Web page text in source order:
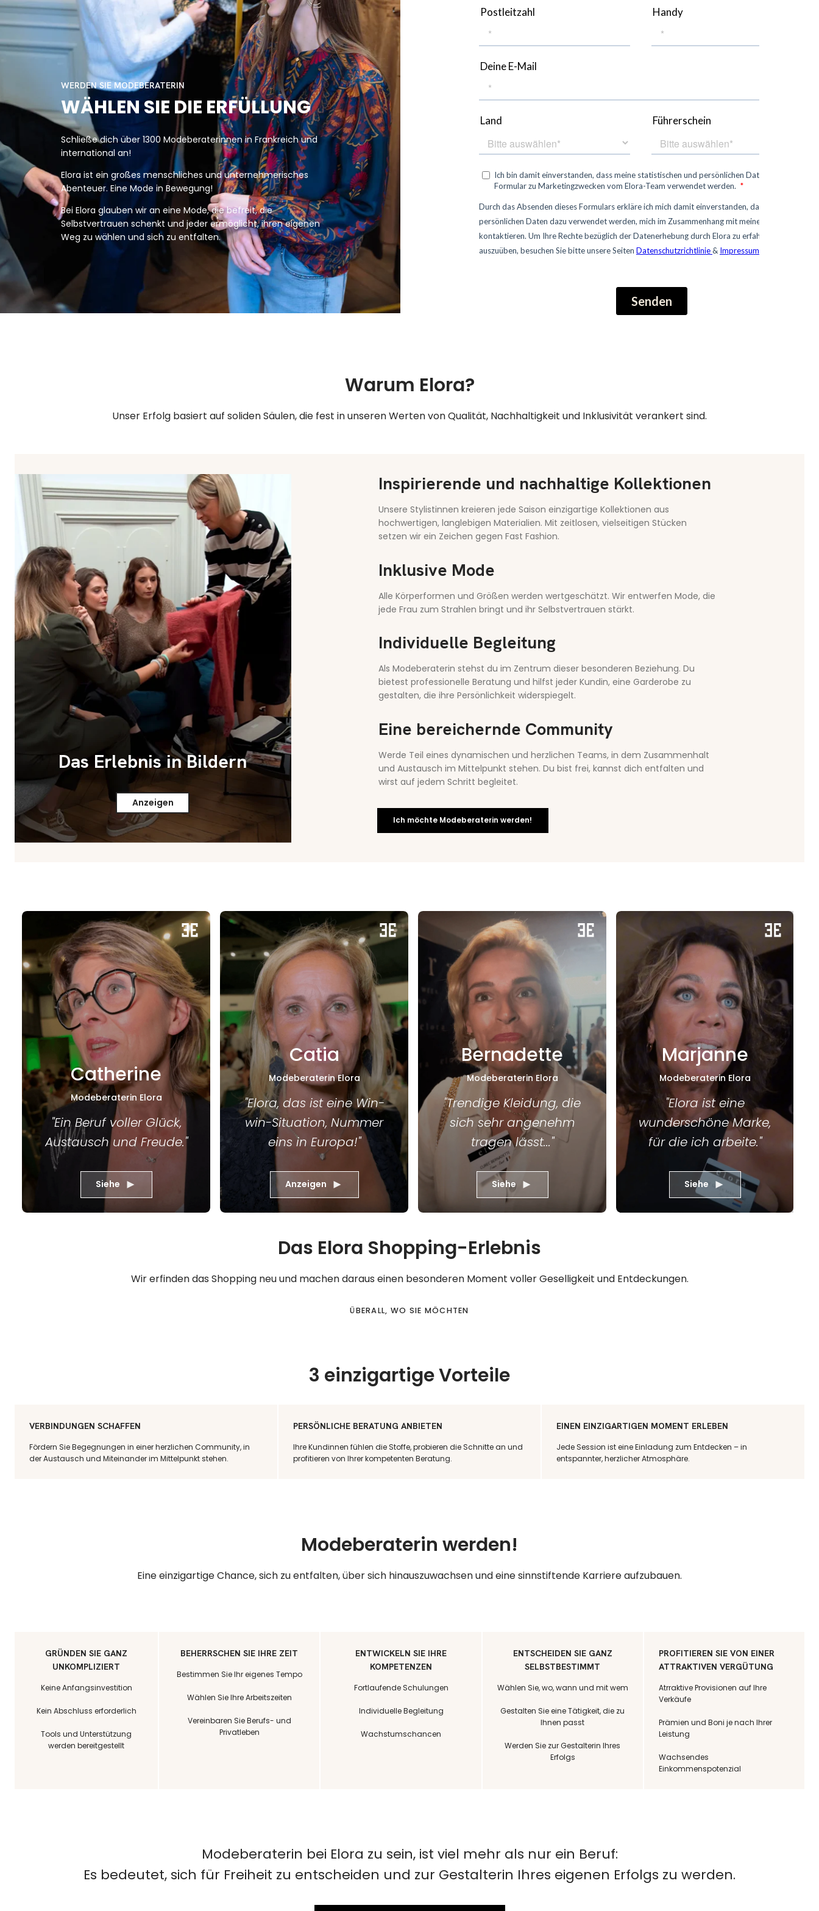
WERDEN SIE MODEBERATERIN
WÄHLEN SIE DIE ERFÜLLUNG
Schließe dich über 1300 Modeberaterinnen in Frankreich und
international an!
Elora ist ein großes menschliches und unternehmerisches
Abenteuer. Eine Mode in Bewegung!
Bei Elora glauben wir an eine Mode, die befreit, die
Selbstvertrauen schenkt und jeder ermöglicht, ihren eigenen
Weg zu wählen und sich zu entfalten.
Warum Elora?
Unser Erfolg basiert auf soliden Säulen, die fest in unseren Werten von Qualität, Nachhaltigkeit und Inklusivität verankert sind.
Das Erlebnis in Bildern
Anzeigen
Inspirierende und nachhaltige Kollektionen
Unsere Stylistinnen kreieren jede Saison einzigartige Kollektionen aus
hochwertigen, langlebigen Materialien. Mit zeitlosen, vielseitigen Stücken
setzen wir ein Zeichen gegen Fast Fashion.
Inklusive Mode
Alle Körperformen und Größen werden wertgeschätzt. Wir entwerfen Mode, die
jede Frau zum Strahlen bringt und ihr Selbstvertrauen stärkt.
Individuelle Begleitung
Als Modeberaterin stehst du im Zentrum dieser besonderen Beziehung. Du
bietest professionelle Beratung und hilfst jeder Kundin, eine Garderobe zu
gestalten, die ihre Persönlichkeit widerspiegelt.
Eine bereichernde Community
Werde Teil eines dynamischen und herzlichen Teams, in dem Zusammenhalt
und Austausch im Mittelpunkt stehen. Du bist frei, kannst dich entfalten und
wirst auf jedem Schritt begleitet.
Ich möchte Modeberaterin werden!
Catherine
Modeberaterin Elora
"Ein Beruf voller Glück,
Austausch und Freude."
Siehe
Catia
Modeberaterin Elora
"Elora, das ist eine Win-
win-Situation, Nummer
eins in Europa!"
Anzeigen
Bernadette
Modeberaterin Elora
"Trendige Kleidung, die
sich sehr angenehm
tragen lässt..."
Siehe
Marjanne
Modeberaterin Elora
"Elora ist eine
wunderschöne Marke,
für die ich arbeite."
Siehe
Das Elora Shopping-Erlebnis
Wir erfinden das Shopping neu und machen daraus einen besonderen Moment voller Geselligkeit und Entdeckungen.
ÜBERALL, WO SIE MÖCHTEN
3 einzigartige Vorteile
VERBINDUNGEN SCHAFFEN
Fördern Sie Begegnungen in einer herzlichen Community, in
der Austausch und Miteinander im Mittelpunkt stehen.
PERSÖNLICHE BERATUNG ANBIETEN
Ihre Kundinnen fühlen die Stoffe, probieren die Schnitte an und
profitieren von Ihrer kompetenten Beratung.
EINEN EINZIGARTIGEN MOMENT ERLEBEN
Jede Session ist eine Einladung zum Entdecken – in
entspannter, herzlicher Atmosphäre.
Modeberaterin werden!
Eine einzigartige Chance, sich zu entfalten, über sich hinauszuwachsen und eine sinnstiftende Karriere aufzubauen.
GRÜNDEN SIE GANZ
UNKOMPLIZIERT
Keine Anfangsinvestition
Kein Abschluss erforderlich
Tools und Unterstützung
werden bereitgestellt
BEHERRSCHEN SIE IHRE ZEIT
Bestimmen Sie Ihr eigenes Tempo
Wählen Sie Ihre Arbeitszeiten
Vereinbaren Sie Berufs- und
Privatleben
ENTWICKELN SIE IHRE
KOMPETENZEN
Fortlaufende Schulungen
Individuelle Begleitung
Wachstumschancen
ENTSCHEIDEN SIE GANZ
SELBSTBESTIMMT
Wählen Sie, wo, wann und mit wem
Gestalten Sie eine Tätigkeit, die zu
Ihnen passt
Werden Sie zur Gestalterin Ihres
Erfolgs
PROFITIEREN SIE VON EINER
ATTRAKTIVEN VERGÜTUNG
Atrraktive Provisionen auf Ihre
Verkäufe
Prämien und Boni je nach Ihrer
Leistung
Wachsendes
Einkommenspotenzial
Modeberaterin bei Elora zu sein, ist viel mehr als nur ein Beruf:
Es bedeutet, sich für Freiheit zu entscheiden und zur Gestalterin Ihres eigenen Erfolgs zu werden.